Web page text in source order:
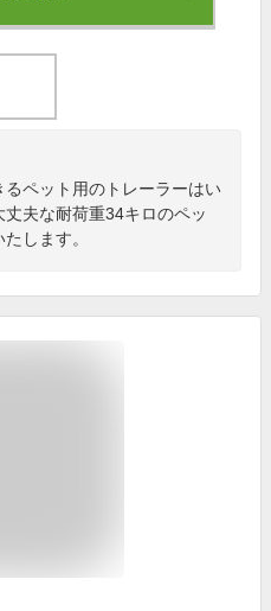
ペット用のトレーラーはい
夫な耐荷重34キロのペッ
します。